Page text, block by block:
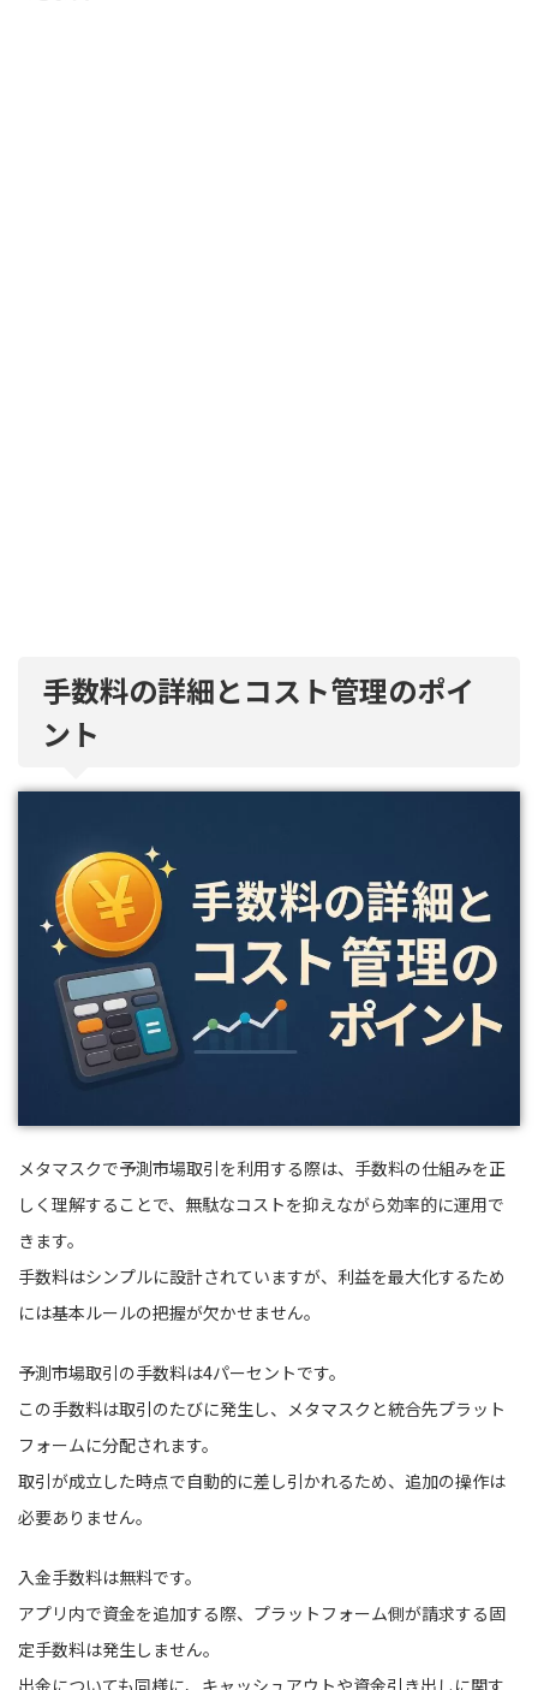
手数料の詳細とコスト管理のポイ
ント
メタマスクで予測市場取引を利用する際は、手数料の仕組みを正
しく理解することで、無駄なコストを抑えながら効率的に運用で
きます。
手数料はシンプルに設計されていますが、利益を最大化するため
には基本ルールの把握が欠かせません。
予測市場取引の手数料は4パーセントです。
この手数料は取引のたびに発生し、メタマスクと統合先プラット
フォームに分配されます。
取引が成立した時点で自動的に差し引かれるため、追加の操作は
必要ありません。
入金手数料は無料です。
アプリ内で資金を追加する際、プラットフォーム側が請求する固
定手数料は発生しません。